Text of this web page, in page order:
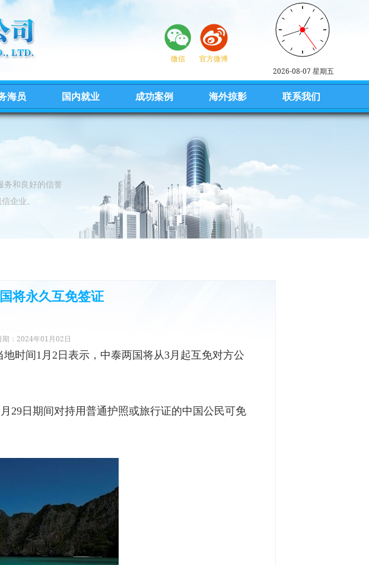
微信
官方微博
2026-08-07 星期五
海员 国内就业 成功案例 海外掠影 联系我们
务和良好的信誉
企业。
将永久互免签证
：2024年01月02日
时间1月2日表示，中泰两国将从3月起互免对方公
29日期间对持用普通护照或旅行证的中国公民可免